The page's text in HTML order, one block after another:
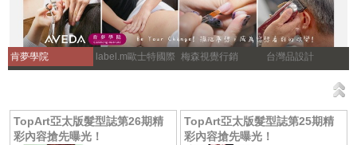
肯夢學院 label.m歐士特國際 梅森視覺行銷 台灣品設計
TopArt亞太版髮型誌第26期精
彩內容搶先曝光！
TopArt亞太版髮型誌第25期精
彩內容搶先曝光！